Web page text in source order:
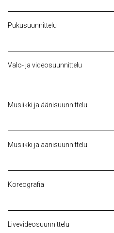
Pukusuunnittelu
Valo- ja videosuunnittelu
Musiikki ja äänisuunnittelu
Musiikki ja äänisuunnittelu
Koreografia
Livevideosuunnittelu